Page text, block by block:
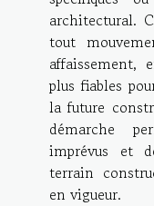
architectural.
tout
affaissement,
plus fiables
la future
démarche
imprévus et
terrain
en vigueur.